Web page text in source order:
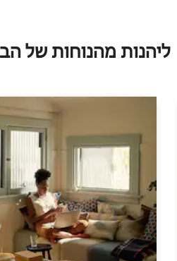
ליהנות מהנוחות של